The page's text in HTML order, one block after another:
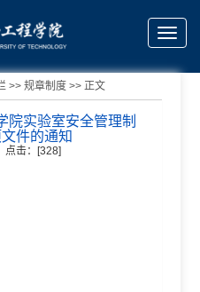
Toggle
>> 规章制度>> 正文
院实验室安全管理制
件的通知
点击：[328]